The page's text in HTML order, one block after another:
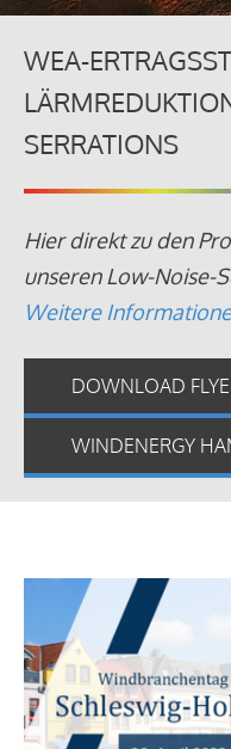
WEA-
SERRATIONS
Hier direkt zu den
unseren Low-Noise-
Weitere
DOWNLOAD
WINDENERGY